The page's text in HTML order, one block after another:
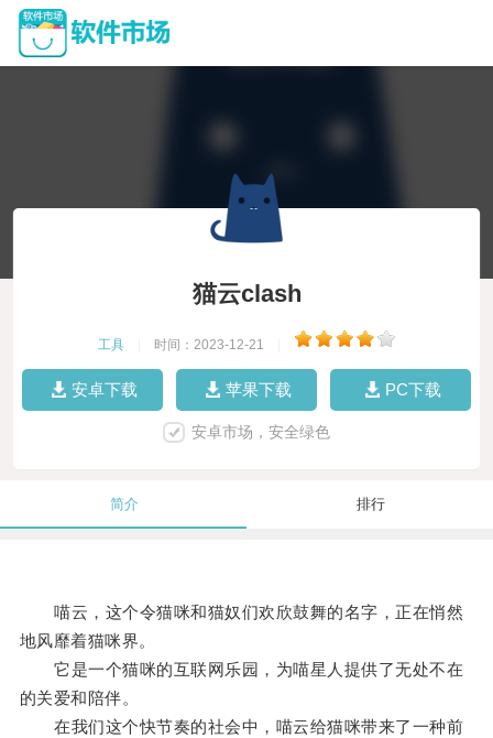
猫云clash
工具 时间：2023-12-21
安卓下载 苹果下载 PC下载
安卓市场，安全绿色
简介 排行
喵云，这个令猫咪和猫奴们欢欣鼓舞的名字，正在悄然
地风靡着猫咪界。
它是一个猫咪的互联网乐园，为喵星人提供了无处不在
的关爱和陪伴。
在我们这个快节奏的社会中，喵云给猫咪带来了一种前